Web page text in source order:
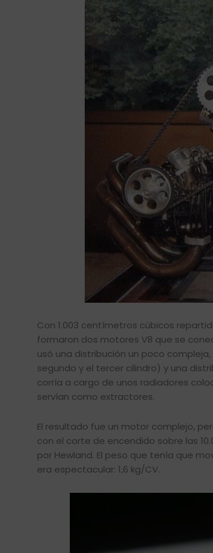
Con 1.003 centímetros cúbicos
formaron dos motores V8 que se
usó una distribución un poco
segundo y el tercer cilindro) y una
corría a cargo de unos radiadores
servían como extractores.
El resultado fue un motor complejo,
con el corte de encendido sobre las
por Hewland. El peso que tenía que
era espectacular: 1,6 kg/CV.